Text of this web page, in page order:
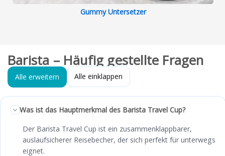
Gummy Untersetzer
Barista – Häufig gestellte Fragen
Alle erweitern Alle einklappen
Was ist das Hauptmerkmal des Barista Travel Cup?
Der Barista Travel Cup ist ein zusammenklappbarer,
auslaufsicherer Reisebecher, der sich perfekt für unterwegs
eignet.